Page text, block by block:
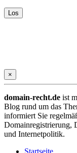
×
domain-recht.de ist
Blog rund um das
informiert Sie
Domainregistrierung,
und Internetpolitik.